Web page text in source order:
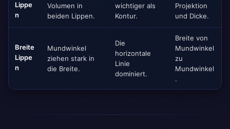
Lippe
n
Volumen in
beiden Lippen.
wichtiger als
Kontur.
Projektion
und Dicke.
Breite
Lippe
n
Mundwinkel
ziehen stark in
die Breite.
Die
horizontale
Linie
dominiert.
Breite von
Mundwinkel
zu
Mundwinkel
.